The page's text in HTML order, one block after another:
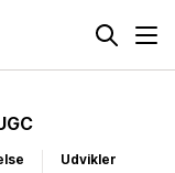
Udvikler